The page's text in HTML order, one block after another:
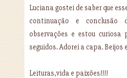
Luciana gostei de saber que
continuação e conclusão
observações e estou
seguidos. Adorei a capa. Beijos
Leituras,vida e paixões!!!!